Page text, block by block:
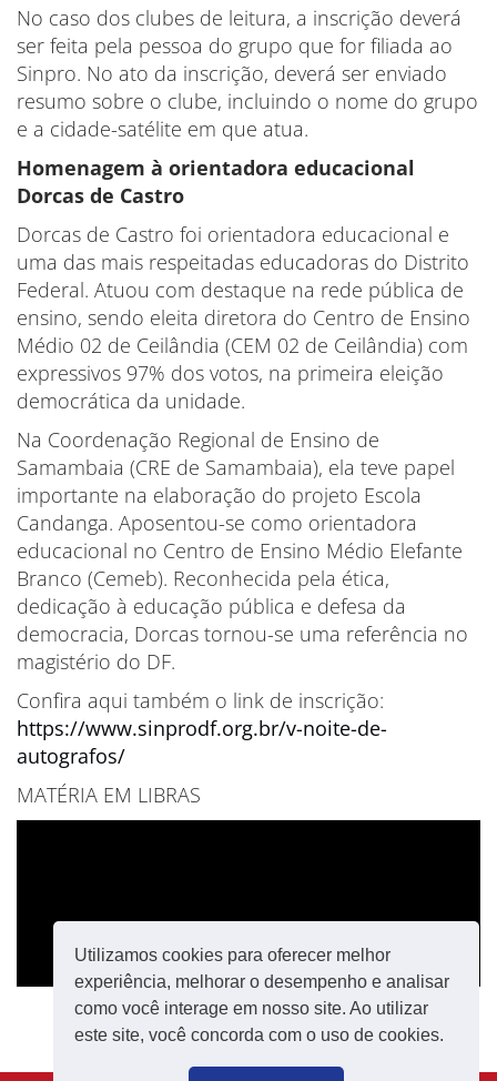
Utilizamos cookies para oferecer melhor
experiência, melhorar o desempenho e analisar
como você interage em nosso site. Ao utilizar
este site, você concorda com o uso de cookies.
No caso dos clubes de leitura, a inscrição deverá
ser feita pela pessoa do grupo que for filiada ao
Sinpro. No ato da inscrição, deverá ser enviado
resumo sobre o clube, incluindo o nome do grupo
e a cidade-satélite em que atua.
Homenagem à orientadora educacional
Dorcas de Castro
Dorcas de Castro foi orientadora educacional e
uma das mais respeitadas educadoras do Distrito
Federal. Atuou com destaque na rede pública de
ensino, sendo eleita diretora do Centro de Ensino
Médio 02 de Ceilândia (CEM 02 de Ceilândia) com
expressivos 97% dos votos, na primeira eleição
democrática da unidade.
Na Coordenação Regional de Ensino de
Samambaia (CRE de Samambaia), ela teve papel
importante na elaboração do projeto Escola
Candanga. Aposentou-se como orientadora
educacional no Centro de Ensino Médio Elefante
Branco (Cemeb). Reconhecida pela ética,
dedicação à educação pública e defesa da
democracia, Dorcas tornou-se uma referência no
magistério do DF.
Confira aqui também o link de inscrição:
https://www.sinprodf.org.br/v-noite-de-
autografos/
MATÉRIA EM LIBRAS